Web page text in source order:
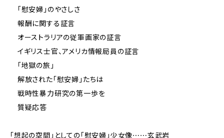
「慰安婦」のやさしさ
報酬に関する証言
オーストラリアの従軍画家の証言
イギリス士官、アメリカ情報局員の証言
「地獄の旅」
解放された「慰安婦」たちは
戦時性暴力研究の第一歩を
質疑応答
「想起の空間」としての「慰安婦」少女像⋯⋯玄武岩